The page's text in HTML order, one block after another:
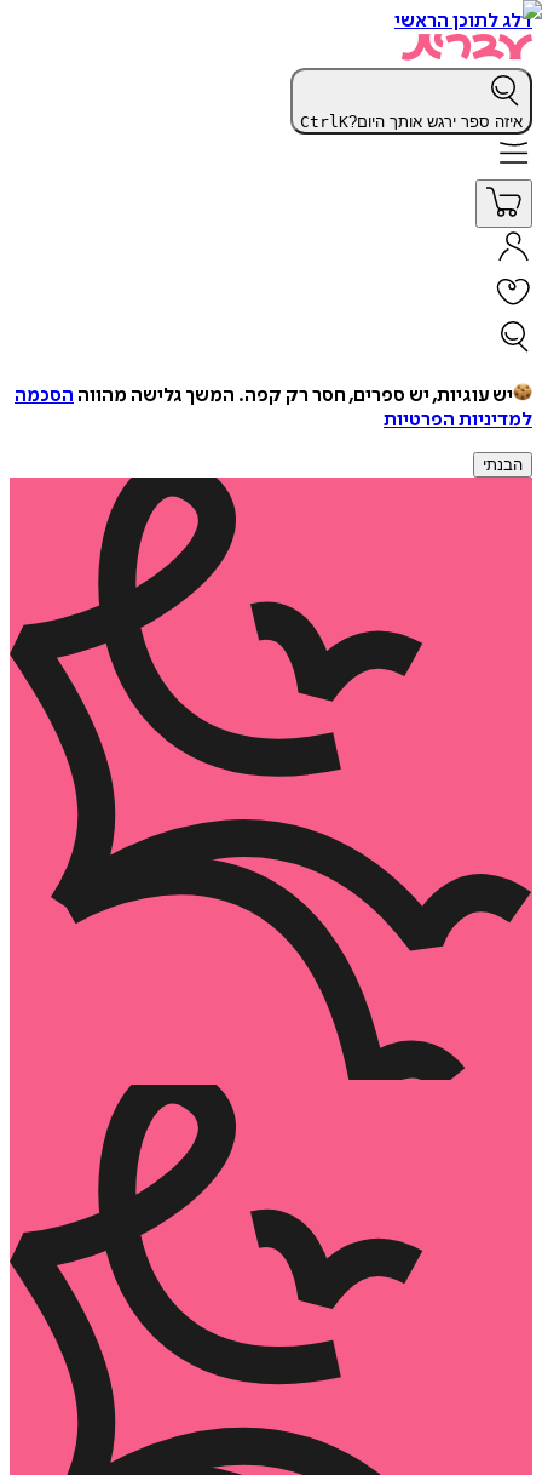
דלג לתוכן הראשי
איזה ספר ירגש אותך היום? CtrlK
יש עוגיות, יש ספרים, חסר רק קפה. המשך גלישה מהווה הסכמה
למדיניות הפרטיות
הבנתי